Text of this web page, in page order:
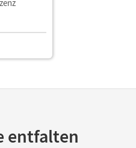
entfalten